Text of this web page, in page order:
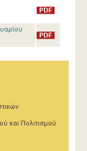
και Πολιτισμού